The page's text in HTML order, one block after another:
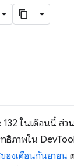
132 ในเดือนนี้ ส่ว
ธิภาพใน
องเดือนกันยายน